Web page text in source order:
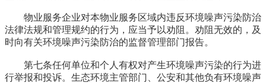
物业服务企业对本物业服务区域内违反环境噪声污染防治
法律法规和管理规约的行为，应当予以劝阻。劝阻无效的，及
时向有关环境噪声污染防治的监督管理部门报告。
第七条任何单位和个人有权对产生环境噪声污染的行为进
行举报和投诉。生态环境主管部门、公安和其他负有环境噪声